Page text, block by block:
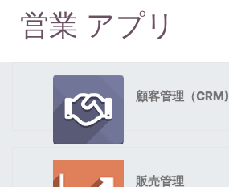
営業 アプリ
顧客管理（CRM)
販売管理